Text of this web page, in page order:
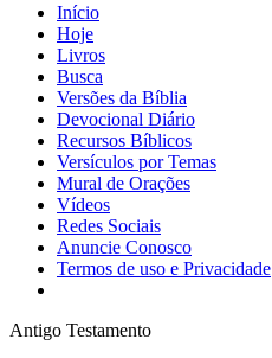
Início
Hoje
Livros
Busca
Versões da Bíblia
Devocional Diário
Recursos Bíblicos
Versículos por Temas
Mural de Orações
Vídeos
Redes Sociais
Anuncie Conosco
Termos de uso e Privacidade
Antigo Testamento